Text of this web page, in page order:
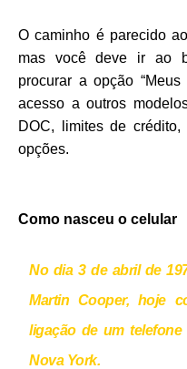
O caminho é parecido
mas você deve ir ao
procurar a opção
acesso a outros
DOC, limites de
opções.
Como nasceu o celular
No dia3 de abril de
Martin Cooper, hoje
ligação de um
Nova York.